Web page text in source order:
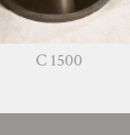
C 1500